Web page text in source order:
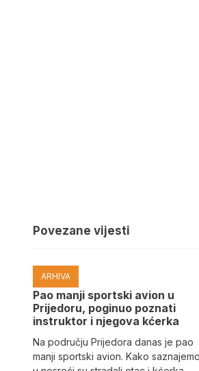
Povezane vijesti
ARHIVA
Pao manji sportski avion u
Prijedoru, poginuo poznati
instruktor i njegova kćerka
Na području Prijedora danas je pao
manji sportski avion. Kako saznajemo